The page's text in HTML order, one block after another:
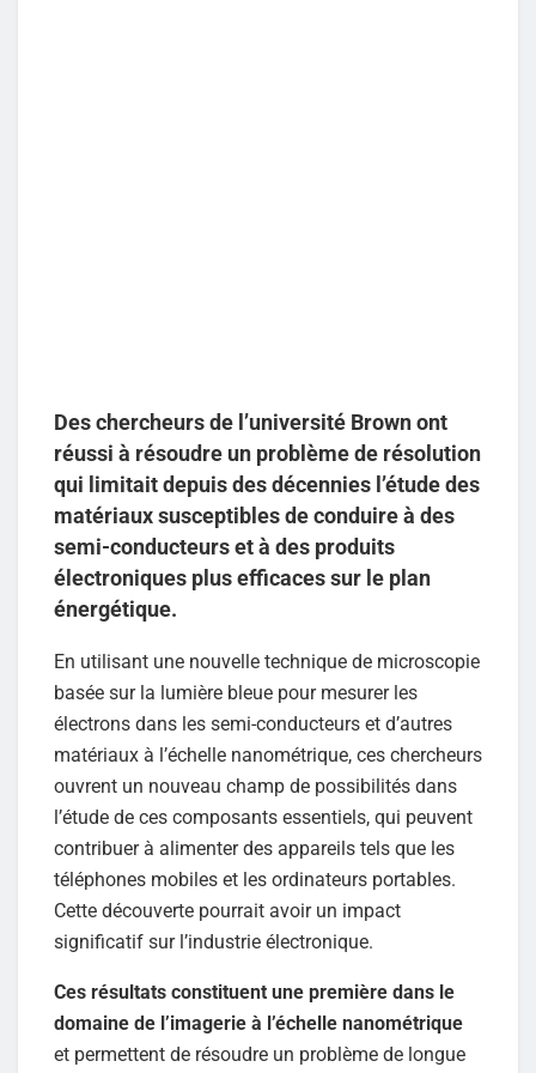
Des chercheurs de l’université Brown ont
réussi à résoudre un problème de résolution
qui limitait depuis des décennies l’étude des
matériaux susceptibles de conduire à des
semi-conducteurs et à des produits
électroniques plus efficaces sur le plan
énergétique.
En utilisant une nouvelle technique de microscopie
basée sur la lumière bleue pour mesurer les
électrons dans les semi-conducteurs et d’autres
matériaux à l’échelle nanométrique, ces chercheurs
ouvrent un nouveau champ de possibilités dans
l’étude de ces composants essentiels, qui peuvent
contribuer à alimenter des appareils tels que les
téléphones mobiles et les ordinateurs portables.
Cette découverte pourrait avoir un impact
significatif sur l’industrie électronique.
Ces résultats constituent une première dans le
domaine de l’imagerie à l’échelle nanométrique
et permettent de résoudre un problème de longue